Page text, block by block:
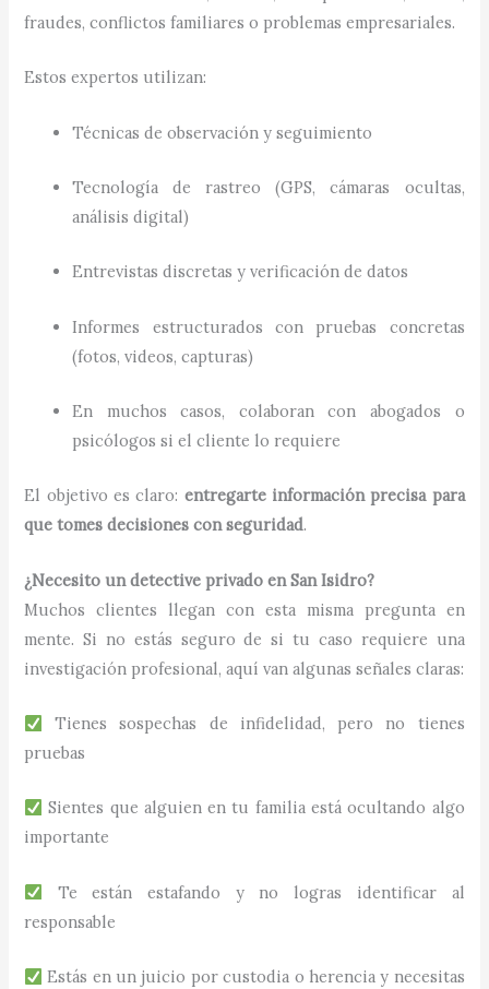
fraudes, conflictos familiares o problemas empresariales.
Estos expertos utilizan:
Técnicas de observación y seguimiento
Tecnología de rastreo (GPS, cámaras ocultas,
análisis digital)
Entrevistas discretas y verificación de datos
Informes estructurados con pruebas concretas
(fotos, videos, capturas)
En muchos casos, colaboran con abogados o
psicólogos si el cliente lo requiere
El objetivo es claro: entregarte información precisa para
que tomes decisiones con seguridad.
¿Necesito un detective privado en San Isidro?
Muchos clientes llegan con esta misma pregunta en
mente. Si no estás seguro de si tu caso requiere una
investigación profesional, aquí van algunas señales claras:
Tienes sospechas de infidelidad, pero no tienes
pruebas
Sientes que alguien en tu familia está ocultando algo
importante
Te están estafando y no logras identificar al
responsable
Estás en un juicio por custodia o herencia y necesitas